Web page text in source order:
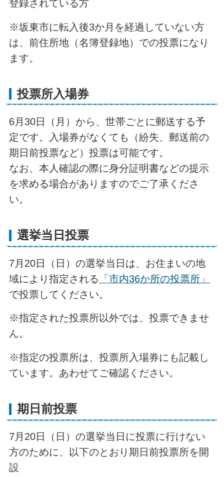
登録されている方
※坂東市に転入後3か月を経過していない方
は、前住所地（名簿登録地）での投票になり
ます。
投票所入場券
6月30日（月）から、世帯ごとに郵送する予
定です。入場券がなくても（紛失、郵送前の
期日前投票など）投票は可能です。
なお、本人確認の際に身分証明書などの提示
を求める場合がありますのでご了承くださ
い。
選挙当日投票
7月20日（日）の選挙当日は、お住まいの地
域により指定される 「市内36か所の投票所」
で投票してください。
※指定された投票所以外では、投票できませ
ん。
※指定の投票所は、投票所入場券にも記載し
ています。あわせてご確認ください。
期日前投票
7月20日（日）の選挙当日に投票に行けない
方のために、以下のとおり期日前投票所を開
設